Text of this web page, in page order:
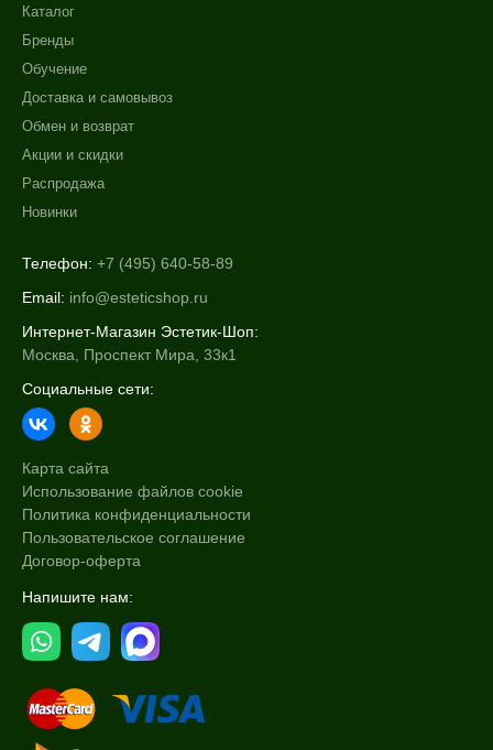
Каталог
Бренды
Обучение
Доставка и самовывоз
Обмен и возврат
Акции и скидки
Распродажа
Новинки
Телефон: +7 (495) 640-58-89
Email: info@esteticshop.ru
Интернет-Магазин Эстетик-Шоп:
Москва, Проспект Мира, 33к1
Социальные сети:
Карта сайта
Использование файлов cookie
Политика конфиденциальности
Пользовательское соглашение
Договор-оферта
Напишите нам: